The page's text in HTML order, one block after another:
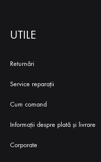
UTILE
Returnări
Service reparaţii
Cum comand
Informații despre plată și livrare
Corporate